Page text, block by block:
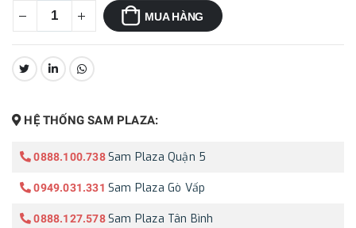
MUA HÀNG
CHIA SẺ:
HỆ THỐNG SAM PLAZA:
0888.100.738 Sam Plaza Quận 5
0949.031.331 Sam Plaza Gò Vấp
0888.127.578 Sam Plaza Tân Bình